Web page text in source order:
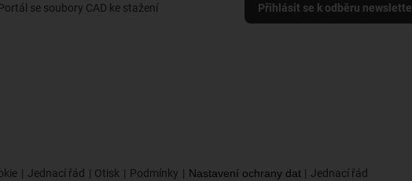
se soubory CAD ke stažení
Přihlásit se k odběru
Jednací řád Otisk Podmínky Nastavení ochrany dat Jednací řád